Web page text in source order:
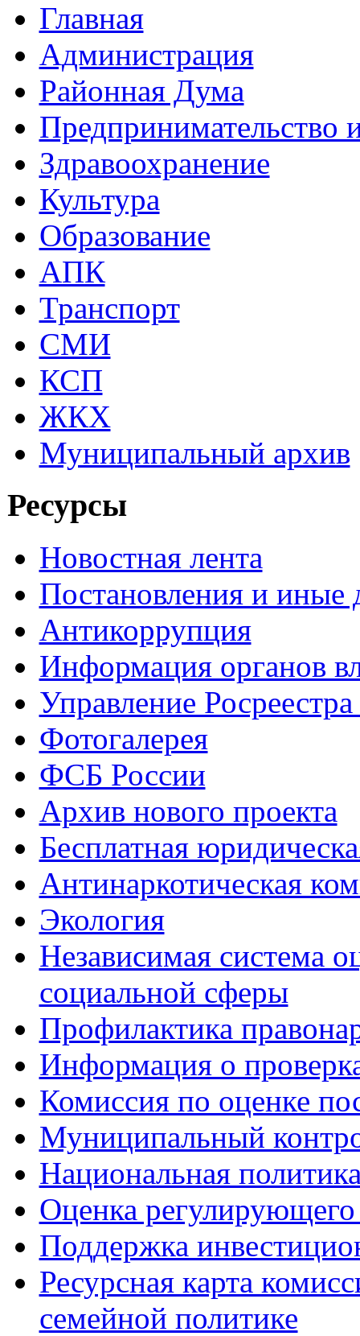
Главная
Администрация
Районная Дума
Предпринимательство
Здравоохранение
Культура
Образование
АПК
Транспорт
СМИ
КСП
ЖКХ
Муниципальный архив
Ресурсы
Новостная лента
Постановления и иные
Антикоррупция
Информация органов
Управление
Фотогалерея
ФСБ России
Архив нового проекта
Бесплатная
Антинаркотическая
Экология
Независимая система
социальной сферы
Профилактика
Информация о
Комиссия по оценке
Муниципальный
Национальная
Оценка регулирующего
Поддержка
Ресурсная карта
семейной политике